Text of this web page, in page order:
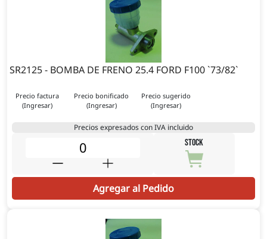
SR2125 - BOMBA DE FRENO 25.4 FORD F100 `73/82`
Precio factura
(Ingresar)
Precio bonificado
(Ingresar)
Precio sugerido
(Ingresar)
Precios expresados con IVA incluido
STOCK
Agregar al Pedido